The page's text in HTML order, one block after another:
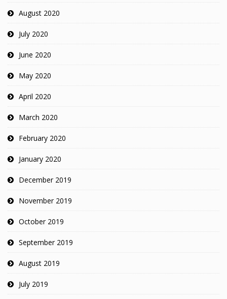
August 2020
July 2020
June 2020
May 2020
April 2020
March 2020
February 2020
January 2020
December 2019
November 2019
October 2019
September 2019
August 2019
July 2019